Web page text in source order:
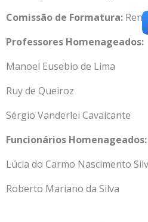
Comissão de Formatura:
Professores Homenageados:
Manoel Eusebio de Lima
Ruy de Queiroz
Sérgio Vanderlei Cavalcante
Funcionários Homenageados:
Lúcia do Carmo Nascimento
Roberto Mariano da Silva